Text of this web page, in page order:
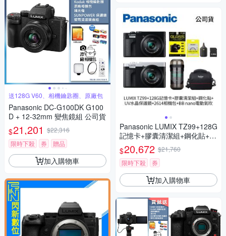
送128G V60、相機鑰匙圈、原廠包
Panasonic DC-G100DK G100
D + 12-32mm 變焦鏡組 公司貨
$21,201 $22,316
限時下殺
券 贈品
加入購物車
Panasonic LUMIX TZ99+128G
記憶卡+膠囊清潔組+鋼化貼+水
晶保護鏡+2614相機包+NITEC
ORE BB nano 迷你電動氣吹
(公司貨)
$20,672 $21,760
限時下殺
券
加入購物車